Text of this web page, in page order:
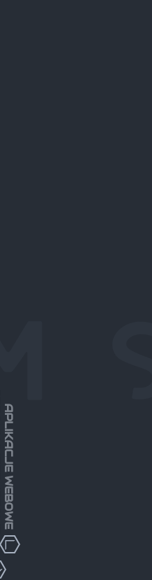
APLIKACJE WEBOWE